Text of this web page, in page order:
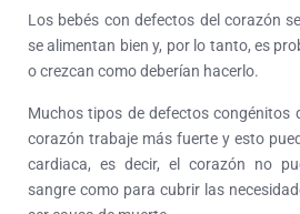
Los bebés con defectos del corazón
se alimentan bien y, por lo tanto, es
o crezcan como deberían hacerlo.
Muchos tipos de defectos congénitos
corazón trabaje más fuerte y esto
cardiaca, es decir, el corazón no
sangre como para cubrir las